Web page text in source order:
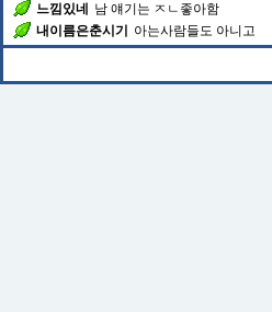
느낌있네
남 얘기는 ㅈㄴ좋아함
내이름은춘시기
아는사람들도 아니고